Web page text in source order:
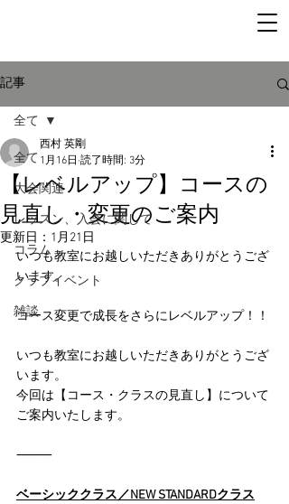
記事
全て
大会関連
レッスン、入会に関して
コラム
クラブイベント
雑談
全て
【レベルアップ】コースの
見直し・変更のご案内
西村 英剛
1月16日 読了時間: 3分
更新日： 1月21日
いつも教室にお越しいただきありがとうござ
います。
コース変更で成長をさらにレベルアップ！！
いつも教室にお越しいただきありがとうござ
います。
今回は【コース・クラスの見直し】について
ご案内いたします。
⸻
ベーシッククラス／NEW STANDARDクラス